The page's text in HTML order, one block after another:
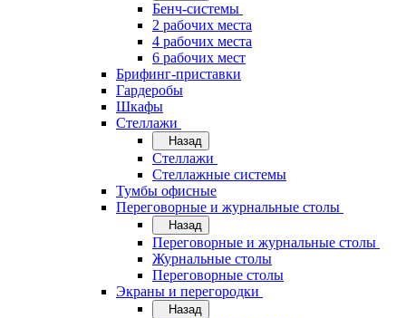
Бенч-системы
2 рабочих места
4 рабочих места
6 рабочих мест
Брифинг-приставки
Гардеробы
Шкафы
Стеллажи
Назад
Стеллажи
Стеллажные системы
Тумбы офисные
Переговорные и журнальные столы
Назад
Переговорные и журнальные столы
Журнальные столы
Переговорные столы
Экраны и перегородки
Назад